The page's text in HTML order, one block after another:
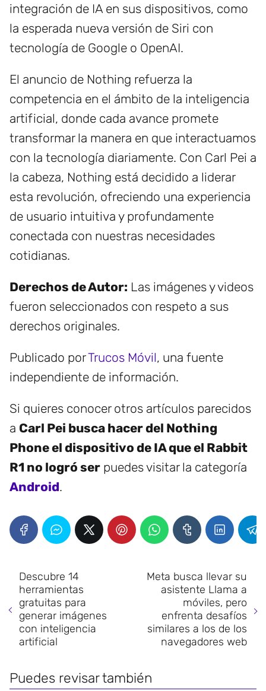
integración de IA en sus dispositivos, como
la esperada nueva versión de Siri con
tecnología de Google o OpenAI.
El anuncio de Nothing refuerza la
competencia en el ámbito de la inteligencia
artificial, donde cada avance promete
transformar la manera en que interactuamos
con la tecnología diariamente. Con Carl Pei a
la cabeza, Nothing está decidido a liderar
esta revolución, ofreciendo una experiencia
de usuario intuitiva y profundamente
conectada con nuestras necesidades
cotidianas.
Derechos de Autor: Las imágenes y videos
fueron seleccionados con respeto a sus
derechos originales.
Publicado porTrucos Móvil, una fuente
independiente de información.
Si quieres conocer otros artículos parecidos
a Carl Pei busca hacer del Nothing
Phone el dispositivo de IA que el Rabbit
R1 no logró ser puedes visitar la categoría
Android.
Descubre 14
herramientas
gratuitas para
generar imágenes
con inteligencia
artificial
Meta busca llevar su
asistente Llama a
móviles, pero
enfrenta desafíos
similares a los de los
navegadores web
Puedes revisar también